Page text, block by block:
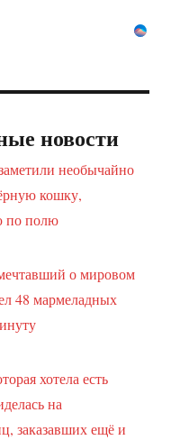
новости
необычайно
кошку,
по полю
о мировом
48 мармеладных
хотела есть
на
заказавших ещё и